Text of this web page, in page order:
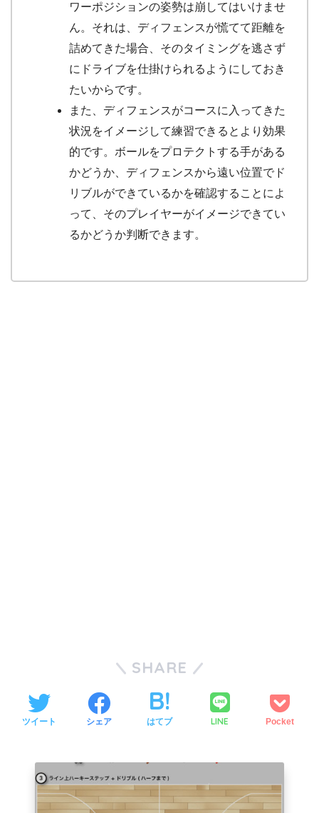
ワーポジションの姿勢は崩してはいけませ
ん。それは、ディフェンスが慌てて距離を
詰めてきた場合、そのタイミングを逃さず
にドライブを仕掛けられるようにしておき
たいからです。
また、ディフェンスがコースに入ってきた
状況をイメージして練習できるとより効果
的です。ボールをプロテクトする手がある
かどうか、ディフェンスから遠い位置でド
リブルができているかを確認することによ
って、そのプレイヤーがイメージできてい
るかどうか判断できます。
SHARE
ツイート シェア はてブ LINE Pocket